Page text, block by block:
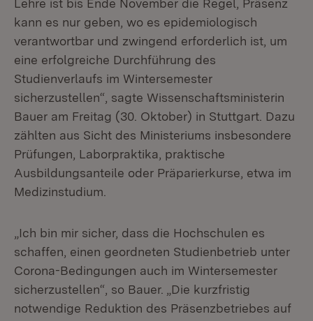
Lehre ist bis Ende November die Regel, Präsenz
kann es nur geben, wo es epidemiologisch
verantwortbar und zwingend erforderlich ist, um
eine erfolgreiche Durchführung des
Studienverlaufs im Wintersemester
sicherzustellen“, sagte Wissenschaftsministerin
Bauer am Freitag (30. Oktober) in Stuttgart. Dazu
zählten aus Sicht des Ministeriums insbesondere
Prüfungen, Laborpraktika, praktische
Ausbildungsanteile oder Präparierkurse, etwa im
Medizinstudium.
„Ich bin mir sicher, dass die Hochschulen es
schaffen, einen geordneten Studienbetrieb unter
Corona-Bedingungen auch im Wintersemester
sicherzustellen“, so Bauer. „Die kurzfristig
notwendige Reduktion des Präsenzbetriebes auf